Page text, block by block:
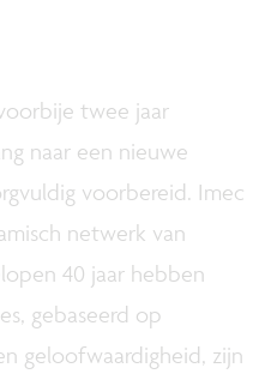
twee jaar
naar een nieuwe
voorbereid. Imec
netwerk van
40 jaar hebben
gebaseerd op
geloofwaardigheid, zijn